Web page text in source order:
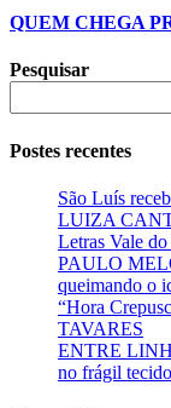
QUEM CHEGA
Pesquisar
Postes recentes
São Luís
LUIZA
Letras Vale
PAULO
queimando o
“Hora
TAVARES
ENTRE
no frágil